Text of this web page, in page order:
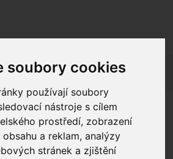
soubory cookies
používají soubory
nástroje s cílem
prostředí, zobrazení
a reklam, analýzy
stránek a zjištění
chvíli je Náš internetový obchod v
on-line nyní nelze vyřídit.